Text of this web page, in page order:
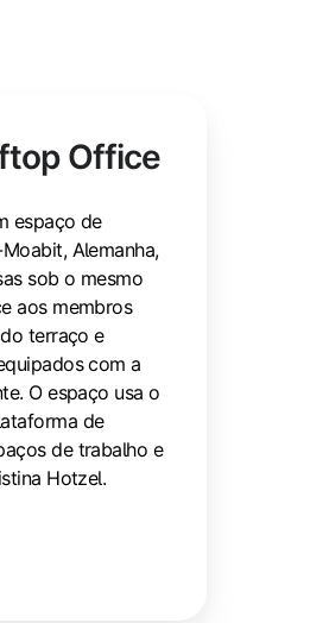
Office
espaço de
Alemanha,
sob o mesmo
aos membros
terraço e
com a
O espaço usa o
de
de trabalho e
Hotzel.